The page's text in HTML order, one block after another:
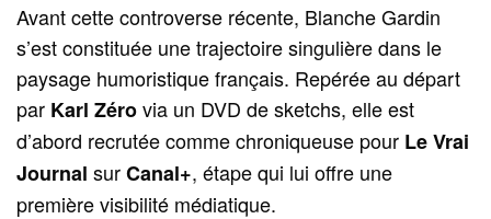
Avant cette controverse récente, Blanche Gardin
s’est constituée une trajectoire singulière dans le
paysage humoristique français. Repérée au départ
par Karl Zérovia un DVD de sketchs, elle est
d’abord recrutée comme chroniqueuse pour Le Vrai
Journal surCanal+, étape qui lui offre une
première visibilité médiatique.